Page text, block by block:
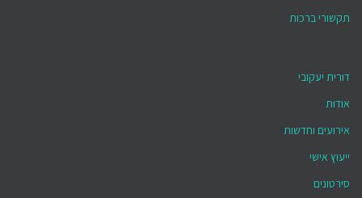
תקשורי ברכות
דורית יעקובי
אודות
אירועים וחדשות
ייעוץ אישי
סירטונים